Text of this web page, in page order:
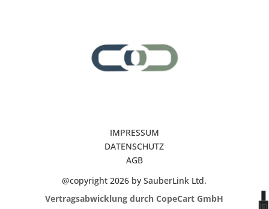
IMPRESSUM
DATENSCHUTZ
AGB
@copyright 2026 by SauberLink Ltd.
Vertragsabwicklung durch CopeCart GmbH